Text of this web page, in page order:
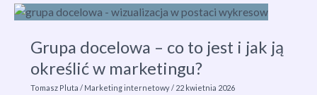
jak
na
politykę
Grupa docelowa – co to jest i jak ją
określić w marketingu?
Tomasz Pluta / Marketing internetowy / 22 kwietnia 2026